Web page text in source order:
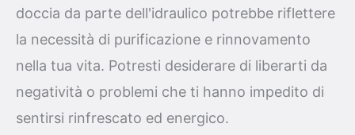
doccia da parte dell'idraulico potrebbe riflettere
la necessità di purificazione e rinnovamento
nella tua vita. Potresti desiderare di liberarti da
negatività o problemi che ti hanno impedito di
sentirsi rinfrescato ed energico.